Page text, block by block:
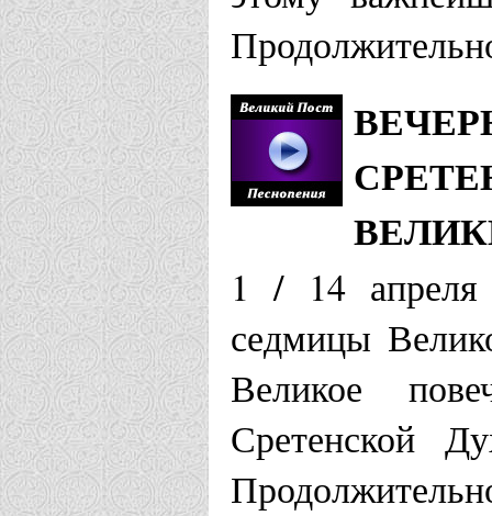
1 / 14 апреля
седмицы
Великое
Сретенской